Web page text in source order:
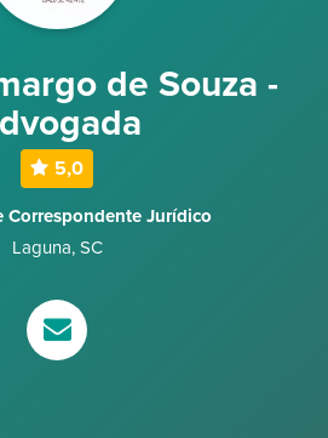
de Souza -
5,0
Correspondente Jurídico
Laguna, SC